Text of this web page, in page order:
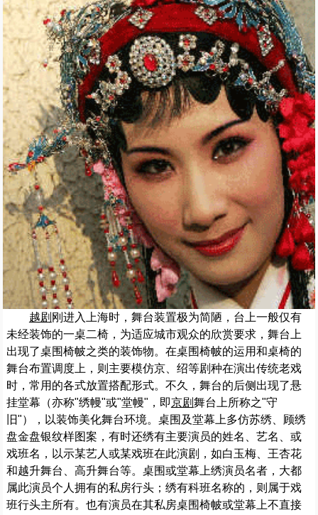
越剧 刚进入上海时，舞台装置极为简陋，台上一般仅有
未经装饰的一桌二椅，为适应城市观众的欣赏要求，舞台上
出现了桌围椅帔之类的装饰物。在桌围椅帔的运用和桌椅的
舞台布置调度上，则主要模仿京、绍等剧种在演出传统老戏
时，常用的各式放置搭配形式。不久，舞台的后侧出现了悬
挂堂幕（亦称"绣幔"或"堂幔"，即京剧舞台上所称之"守
旧"），以装饰美化舞台环境。桌围及堂幕上多仿苏绣、顾绣
盘金盘银纹样图案，有时还绣有主要演员的姓名、艺名、或
戏班名，以示某艺人或某戏班在此演剧，如白玉梅、王杏花
和越升舞台、高升舞台等。桌围或堂幕上绣演员名者，大都
属此演员个人拥有的私房行头；绣有科班名称的，则属于戏
班行头主所有。也有演员在其私房桌围椅帔或堂幕上不直接